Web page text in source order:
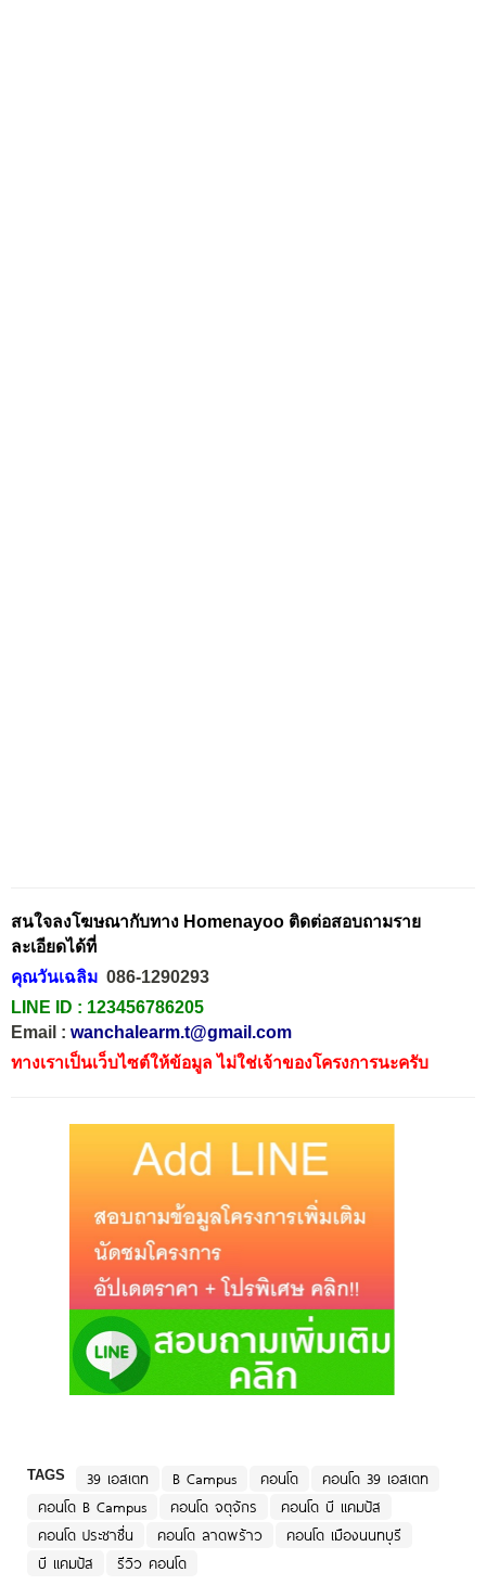
สนใจลงโฆษณากับทาง Homenayoo ติดต่อสอบถามราย
ละเอียดได้ที่
คุณวันเฉลิม 086-1290293
LINE ID : 123456786205
Email : wanchalearm.t@gmail.com
ทางเราเป็นเว็บไซต์ให้ข้อมูล ไม่ใช่เจ้าของโครงการนะครับ
TAGS 39 เอสเตท B Campus คอนโด
คอนโด 39 เอสเตท
คอนโด B Campus
คอนโด จตุจักร
คอนโด บี แคมปัส
คอนโด ประชาชื่น
คอนโด ลาดพร้าว
คอนโด เมืองนนทบุรี
บี แคมปัส
รีวิว คอนโด